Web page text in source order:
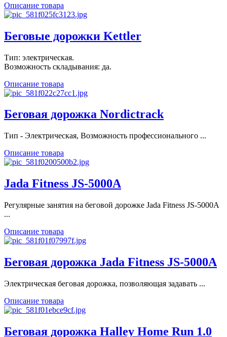
Описание товара
Беговые дорожки Kettler
Тип: электрическая.
Возможность складывания: да.
Описание товара
Беговая дорожка Nordictrack
Тип - Электрическая, Возможность профессионального ...
Описание товара
Jada Fitness JS-5000A
Регулярные занятия на беговой дорожке Jada Fitness JS-5000A
...
Описание товара
Беговая дорожка Jada Fitness JS-5000A
Электрическая беговая дорожка, позволяющая задавать ...
Описание товара
Беговая дорожка Halley Home Run 1.0